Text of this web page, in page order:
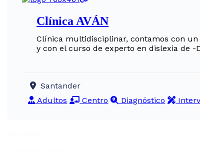
Clínica AVÁN
Clínica multidisciplinar, contamos con
y con el curso de experto en dislexia de -
Santander
Adultos
Centro Diagnóstico